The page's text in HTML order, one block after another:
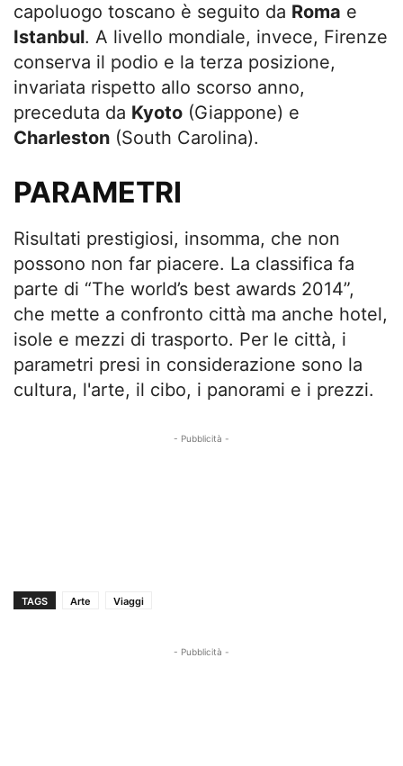
capoluogo toscano è seguito da Roma e
Istanbul. A livello mondiale, invece, Firenze
conserva il podio e la terza posizione,
invariata rispetto allo scorso anno,
preceduta da Kyoto (Giappone) e
Charleston (South Carolina).
PARAMETRI
Risultati prestigiosi, insomma, che non
possono non far piacere. La classifica fa
parte di “The world’s best awards 2014”,
che mette a confronto città ma anche hotel,
isole e mezzi di trasporto. Per le città, i
parametri presi in considerazione sono la
cultura, l'arte, il cibo, i panorami e i prezzi.
- Pubblicità -
TAGS Arte Viaggi
- Pubblicità -